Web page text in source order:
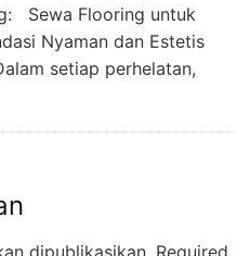
Sewa Flooring untuk
Nyaman dan Estetis
setiap perhelatan,